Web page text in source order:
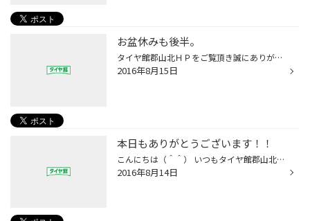
お盆休みも後半。
タイヤ館郡山北ＨＰをご覧頂き誠にありがとうございます。 お盆休みも後半という方も多いかと思います。皆様いかがお過ごしでしょうか？ 今日は天気もイマイチですが、お出かけされている方、ご自宅で過ごされている方、様々かと思います。 お車でお盆中にお出かけされたお客様、タイヤの点検などお...
2016年8月15日
本日もありがとうございます！！
こんにちは（＾＾） いつもタイヤ館郡山北WEBをご覧いただきまして ありがとうございます！！ お盆休みも折り返しを迎えました。 本日は、出かける前だからオイル交換！！安全点検！！のお客様が多くおりました。 まだまだこれからお出かけの方もたくさんいらっしゃいますね（＾＾） 『帰省したつい...
2016年8月14日